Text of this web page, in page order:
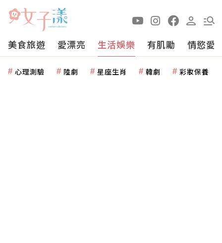
美食旅遊 愛漂亮 生活娛樂 有肌勵 情慾愛
心理測驗 陸劇 星座生肖 韓劇 彩妝保養